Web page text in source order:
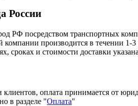
России
РФ посредством транспортных
компании производится в течении 1-
сроках и стоимости доставки
оплата принимается от
в разделе "Оплата"